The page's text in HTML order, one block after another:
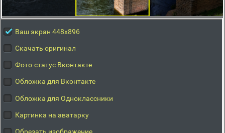
Ваш экран 448x896
Скачать оригинал
Фото-статус Вконтакте
Обложка для Вконтакте
Обложка для Одноклассники
Картинка на аватарку